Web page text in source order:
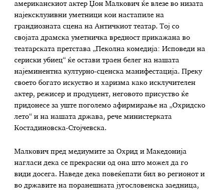
американскиот актер Џон Малкович ќе влезе во низата
најексклузивни уметници кои настапиле на
грандиозната сцена на Античкиот театар. Тој со
својата драмска уметничка вредност прикажана во
театарската претстава „Пеколна комедија: Исповеди на
сериски убиец“ ќе остави траен белег на нашата
најеминентна културно-сценска манифестација. Преку
своето богато искуство и харизма како исклучителен
актер, режисер и продуцент, неговото присуство ќе
придонесе за уште поголемо афирмирање на „Охридско
лето“ и на нашата држава, рече министерката
Костадиновска-Стојчевска.
Малкович пред медиумите за Охрид и Македонија
нагласи дека се прекрасни од она што можел да го
види досега. Наведе дека повеќепати бил во регионот и
во државите на поранешната југословенска заедница,